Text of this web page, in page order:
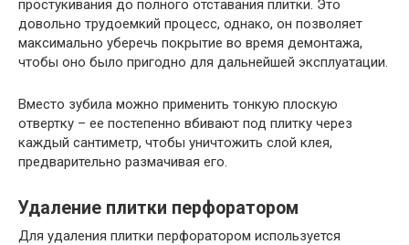
простукивания до полного отставания плитки. Это
довольно трудоемкий процесс, однако, он позволяет
максимально уберечь покрытие во время демонтажа,
чтобы оно было пригодно для дальнейшей эксплуатации.
Вместо зубила можно применить тонкую плоскую
отвертку – ее постепенно вбивают под плитку через
каждый сантиметр, чтобы уничтожить слой клея,
предварительно размачивая его.
Удаление плитки перфоратором
Для удаления плитки перфоратором используется